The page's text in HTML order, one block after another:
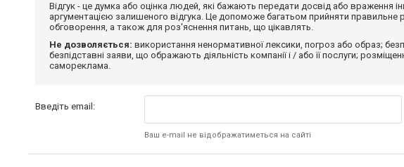
Відгук - це думка або оцінка людей, які бажають передати досвід або
аргументацією залишеного відгука. Це допоможе багатьом прийняти правильне
обговорення, а також для роз'яснення питань, що цікавлять.
Не дозволяється: використання ненормативної лексики, погроз або образ;
безпідставні заяви, що ображають діяльність компанії і / або її послуги;
самореклама.
Введіть email:
Ваш e-mail не відображатиметься на сайті